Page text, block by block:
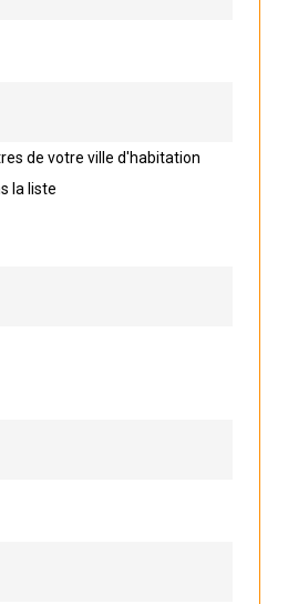
de votre ville d'habitation
la liste